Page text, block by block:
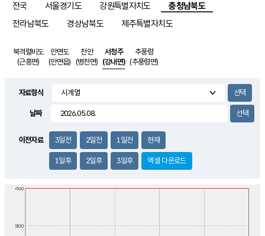
전국 서울경기도 강원특별자치도
충청남북도
전라남북도
경상남북도 제주특별자치도
북격렬비도
(근흥면)
안면도
(안면읍)
천안
(병천면)
서청주
(강내면)
추풍령
(추풍령면)
자료형식
날짜
이전자료 3일전 2일전 1일전 현재
1일후 2일후 3일후 엑셀 다운로드